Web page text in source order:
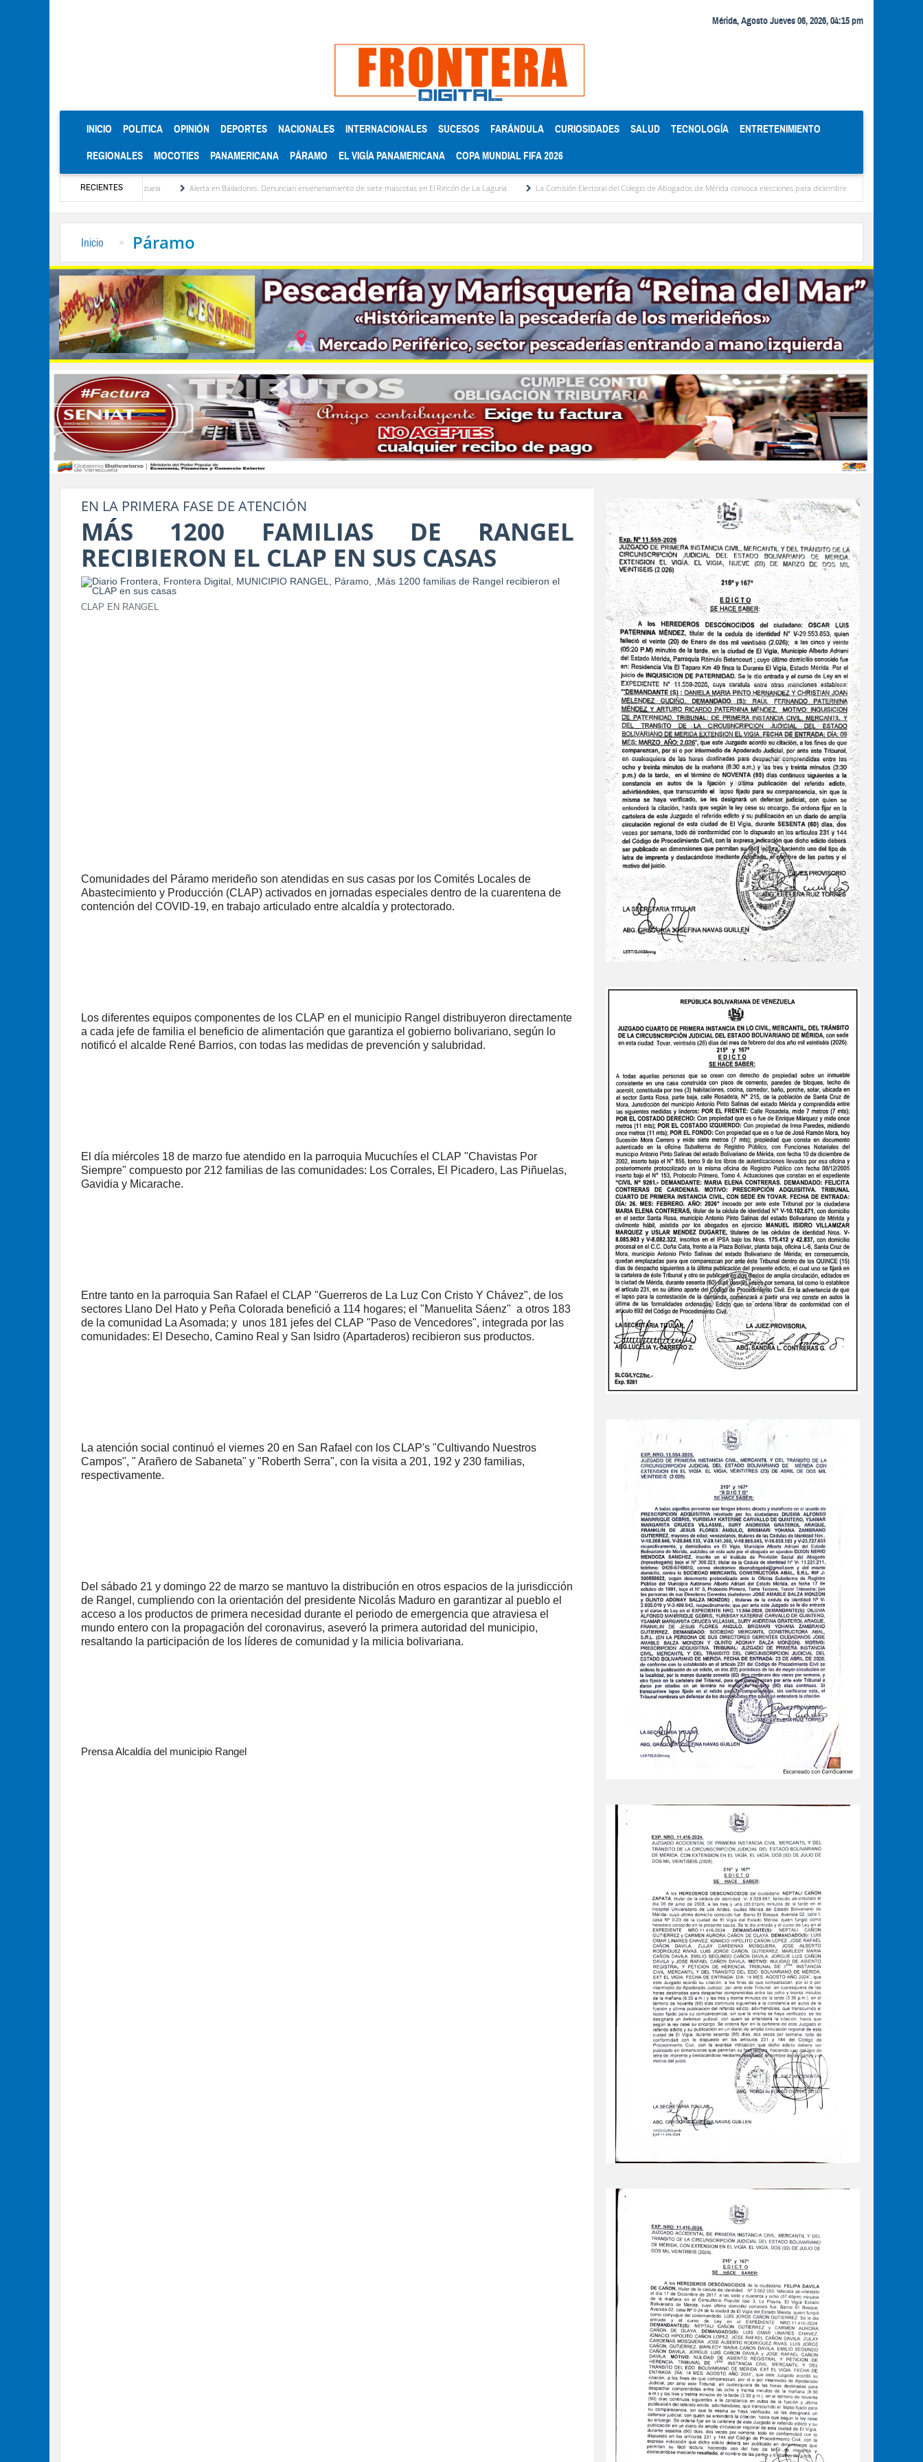
Mérida, Agosto Jueves 06, 2026, 04:15 pm
INICIO (CURRENT)
POLITICA OPINIÓN DEPORTES NACIONALES INTERNACIONALES SUCESOS FARÁNDULA CURIOSIDADES SALUD TECNOLOGÍA ENTRETENIMIENTO
REGIONALES MOCOTIES PANAMERICANA PÁRAMO EL VIGÍA PANAMERICANA COPA MUNDIAL FIFA 2026
RECIENTES
de Venezuela Alerta en Bailadores: Denuncian envenenamiento de siete mascotas en El Rincón de La Laguna La Comisión Electoral del Colegio de Abogados de Mérida convoca elecciones para diciembre Miranda concentra casi el 77 %
Inicio Páramo
EN LA PRIMERA FASE DE ATENCIÓN
MÁS 1200 FAMILIAS DE RANGEL
RECIBIERON EL CLAP EN SUS CASAS
CLAP EN RANGEL
Comunidades del Páramo merideño son atendidas en sus casas por los Comités Locales de
Abastecimiento y Producción (CLAP) activados en jornadas especiales dentro de la cuarentena de
contención del COVID-19, en trabajo articulado entre alcaldía y protectorado.
Los diferentes equipos componentes de los CLAP en el municipio Rangel distribuyeron directamente
a cada jefe de familia el beneficio de alimentación que garantiza el gobierno bolivariano, según lo
notificó el alcalde René Barrios, con todas las medidas de prevención y salubridad.
El día miércoles 18 de marzo fue atendido en la parroquia Mucuchíes el CLAP "Chavistas Por
Siempre" compuesto por 212 familias de las comunidades: Los Corrales, El Picadero, Las Piñuelas,
Gavidia y Micarache.
Entre tanto en la parroquia San Rafael el CLAP "Guerreros de La Luz Con Cristo Y Chávez", de los
sectores Llano Del Hato y Peña Colorada benefició a 114 hogares; el "Manuelita Sáenz" a otros 183
de la comunidad La Asomada; y unos 181 jefes del CLAP "Paso de Vencedores", integrada por las
comunidades: El Desecho, Camino Real y San Isidro (Apartaderos) recibieron sus productos.
La atención social continuó el viernes 20 en San Rafael con los CLAP's "Cultivando Nuestros
Campos", " Arañero de Sabaneta" y "Roberth Serra", con la visita a 201, 192 y 230 familias,
respectivamente.
Del sábado 21 y domingo 22 de marzo se mantuvo la distribución en otros espacios de la jurisdicción
de Rangel, cumpliendo con la orientación del presidente Nicolás Maduro en garantizar al pueblo el
acceso a los productos de primera necesidad durante el periodo de emergencia que atraviesa el
mundo entero con la propagación del coronavirus, aseveró la primera autoridad del municipio,
resaltando la participación de los líderes de comunidad y la milicia bolivariana.
Prensa Alcaldía del municipio Rangel